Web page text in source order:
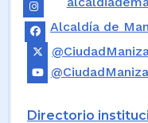
Alcaldía de
Directorio